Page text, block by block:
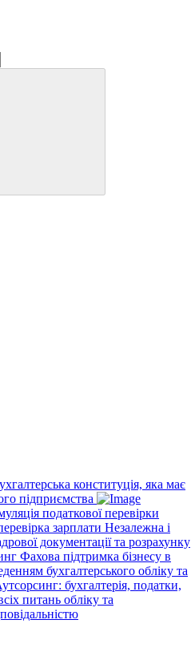
конституція, яка має
підприємства
податкової перевірки
зарплати Незалежна і
документації та розрахунку
Фахова підтримка бізнесу в
бухгалтерського обліку та
бухгалтерія, податки,
питань обліку та